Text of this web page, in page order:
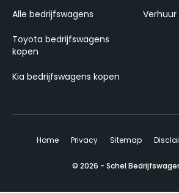
Alle bedrijfswagens
Toyota bedrijfswagens
kopen
Kia bedrijfswagens kopen
Home Privacy Sitemap
© 2026 - Schel